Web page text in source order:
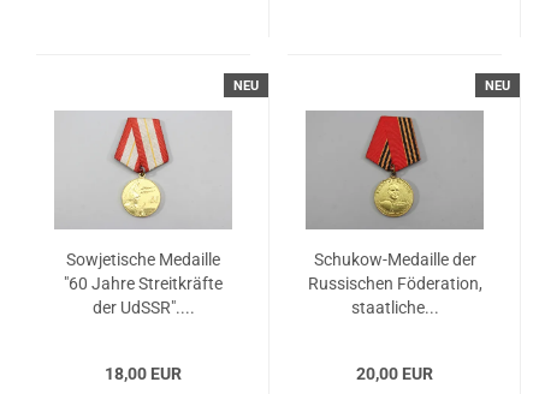
NEU
Sowjetische Medaille
"60 Jahre Streitkräfte
der UdSSR"....
18,00 EUR
NEU
Schukow-Medaille der
Russischen Föderation,
staatliche...
20,00 EUR